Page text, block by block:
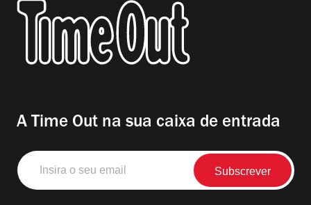
A Time Out na sua caixa de entrada
Insira
o
seu